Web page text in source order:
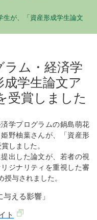
生が、「資産形成学生論文
ラム・経済学
学生論文ア
受賞しました
学プログラムの鍋島萌花
野柚葉さんが、「資産形
しました。
出した論文が、若者の視
ジナリティを重視した審
与されました。
与える影響」
ト